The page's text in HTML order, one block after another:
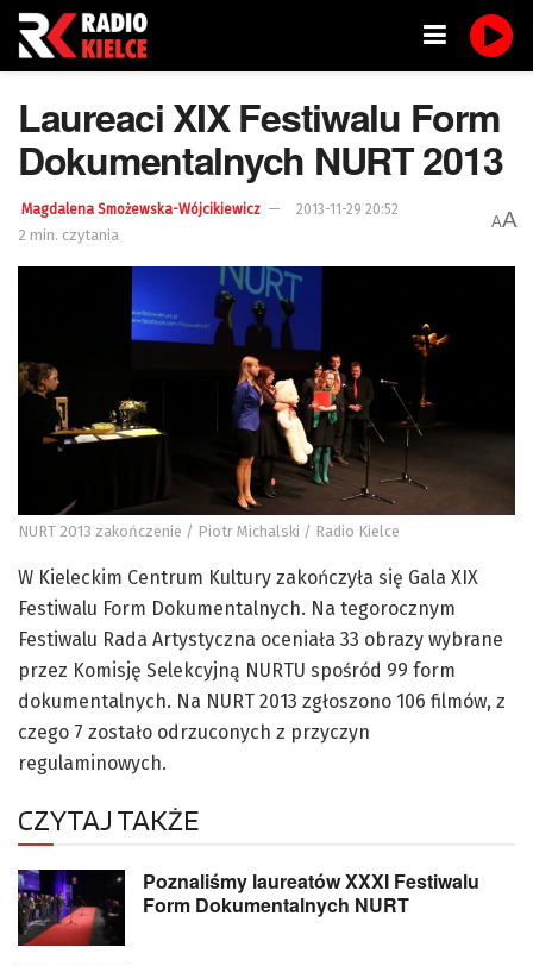
Laureaci XIX Festiwalu Form
Dokumentalnych NURT 2013
Magdalena Smożewska-Wójcikiewicz 2013-11-29 20:52
2 min. czytania
AA
NURT 2013 zakończenie / Piotr Michalski / Radio Kielce
W Kieleckim Centrum Kultury zakończyła się Gala XIX
Festiwalu Form Dokumentalnych. Na tegorocznym
Festiwalu Rada Artystyczna oceniała 33 obrazy wybrane
przez Komisję Selekcyjną NURTU spośród 99 form
dokumentalnych. Na NURT 2013 zgłoszono 106 filmów, z
czego 7 zostało odrzuconych z przyczyn
regulaminowych.
CZYTAJ TAKŻE
Poznaliśmy laureatów XXXI Festiwalu
Form Dokumentalnych NURT